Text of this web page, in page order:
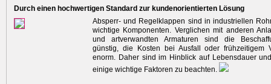
Durch einen hochwertigen Standard zur kundenorientierten Lösung
Absperr- und Regelklappen sind in industriellen
wichtige Komponenten. Verglichen mit anderen
und artverwandten Armaturen sind ­die
günstig, die Kosten bei Ausfall oder frühzeitigem
enorm. Daher sind im Hinblick auf Lebensdauer
einige wichtige Faktoren zu beachten.